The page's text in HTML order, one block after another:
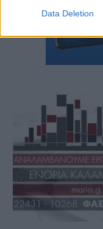
Data Deletion